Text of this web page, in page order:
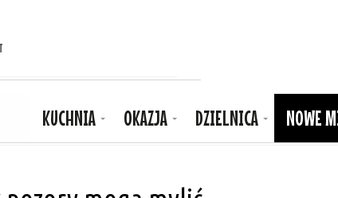
KUCHNIA OKAZJA DZIELNICA NOWE